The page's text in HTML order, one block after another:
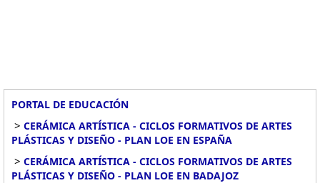
PORTAL DE EDUCACIÓN
> CERÁMICA ARTÍSTICA - CICLOS FORMATIVOS DE ARTES
PLÁSTICAS Y DISEÑO - PLAN LOE EN ESPAÑA
> CERÁMICA ARTÍSTICA - CICLOS FORMATIVOS DE ARTES
PLÁSTICAS Y DISEÑO - PLAN LOE EN BADAJOZ